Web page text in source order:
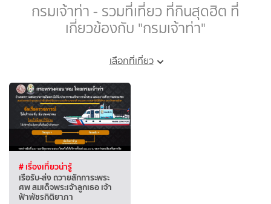
กรมเจ้าท่า - รวมที่เที่ยว ที่กินสุดฮิต ที่
เกี่ยวข้องกับ "กรมเจ้าท่า"
เลือกที่เที่ยว
# เรื่องเที่ยวน่ารู้
เรือรับ-ส่ง ถวายสักการะพระ
ศพ สมเด็จพระเจ้าลูกเธอ เจ้า
ฟ้าพัชรกิติยาภา